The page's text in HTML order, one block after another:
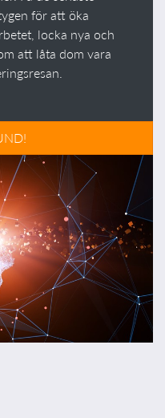
för att öka
locka nya och
att låta dom vara